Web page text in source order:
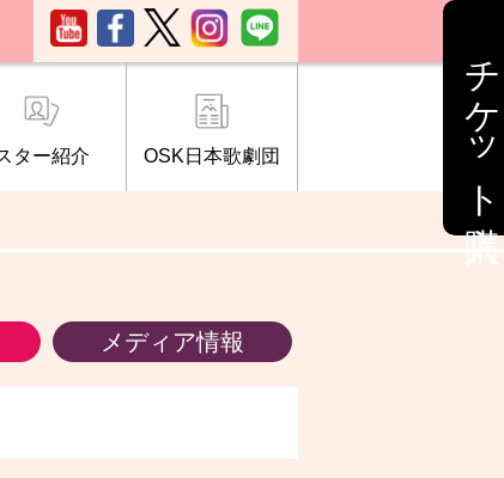
チケット購入
ター紹介 OSK日本歌劇団
メディア情報